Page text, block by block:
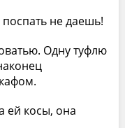
не даешь!
Одну туфлю
ей косы, она